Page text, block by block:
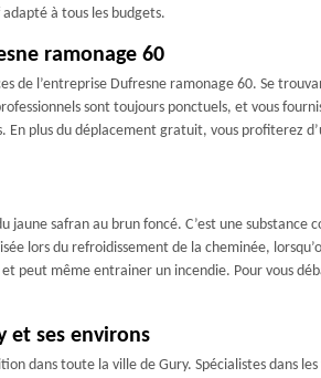
à tous les budgets.
ramonage 60
de l’entreprise Dufresne ramonage 60. Se
sont toujours ponctuels, et vous
En plus du déplacement gratuit, vous profiterez
safran au brun foncé. C’est une substance
lors du refroidissement de la cheminée,
peut même entrainer un incendie. Pour vous
et ses environs
dans toute la ville de Gury. Spécialistes dans